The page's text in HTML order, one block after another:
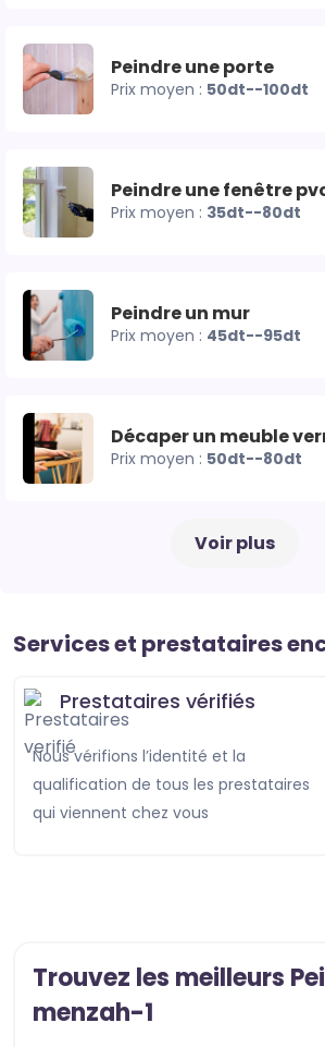
Peindre une porte
Prix moyen : 50dt--100dt
Peindre une fenêtre
Prix moyen : 35dt--80dt
Peindre un mur
Prix moyen : 45dt--95dt
Décaper un meuble
Prix moyen : 50dt--80dt
Voir plus
Services et prestataires
Prestataires vérifiés
Nous vérifions l’identité et la
qualification de tous les prestataires
qui viennent chez vous
Trouvez les meilleurs
menzah-1